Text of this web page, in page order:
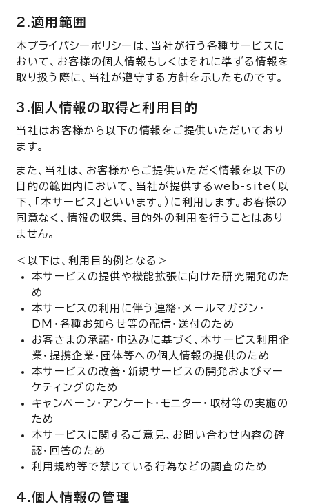
2.適用範囲
本プライバシーポリシーは、当社が行う各種サービスに
おいて、お客様の個人情報もしくはそれに準ずる情報を
取り扱う際に、当社が遵守する方針を示したものです。
3.個人情報の取得と利用目的
当社はお客様から以下の情報をご提供いただいており
ます。
また、当社は、お客様からご提供いただく情報を以下の
目的の範囲内において、当社が提供するweb-site（以
下、「本サービス」といいます。）に利用します。お客様の
同意なく、情報の収集、目的外の利用を行うことはあり
ません。
以下は、利用目的例となる
本サービスの提供や機能拡張に向けた研究開発のた
め
本サービスの利用に伴う連絡・メールマガジン・
DM・各種お知らせ等の配信・送付のため
お客さまの承諾・申込みに基づく、本サービス利用企
業・提携企業・団体等への個人情報の提供のため
本サービスの改善・新規サービスの開発およびマー
ケティングのため
キャンペーン・アンケート・モニター・取材等の実施の
ため
本サービスに関するご意見、お問い合わせ内容の確
認・回答のため
利用規約等で禁じている行為などの調査のため
4.個人情報の管理